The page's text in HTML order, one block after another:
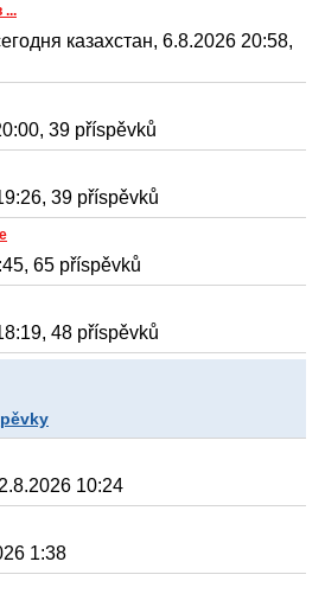
...
казахстан, 6.8.2026 20:58,
39 příspěvků
39 příspěvků
65 příspěvků
48 příspěvků
10:24
1:38